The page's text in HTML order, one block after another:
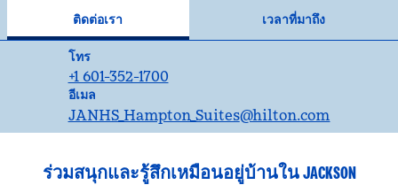
ติดต่อเรา
เวลาที่มาถึง
โทร
โทร
+1 601-352-1700
อีเมล
อีเมล
JANHS_Hampton_Suites@hilton.com
ร่วมสนุกและรู้สึกเหมือนอยู่บ้านใน JACKSON